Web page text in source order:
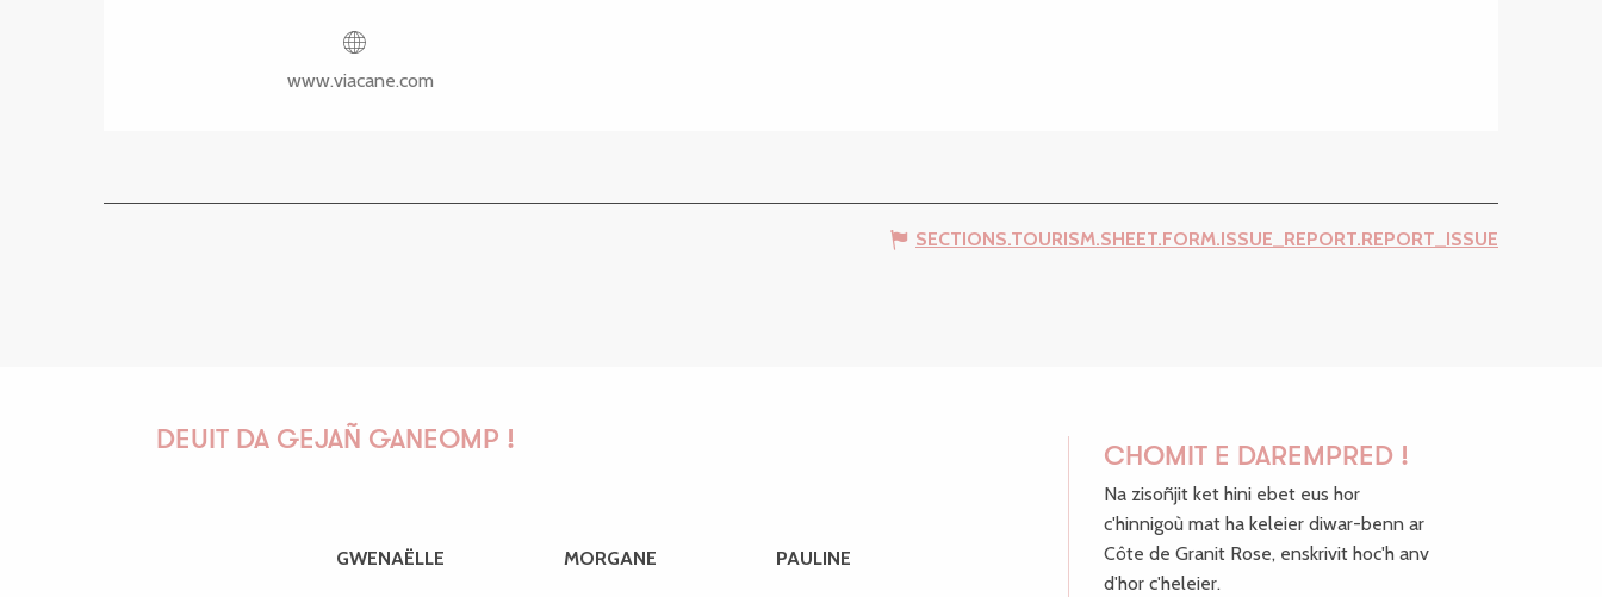
www.viacane.com
SECTIONS.TOURISM.SHEET.FORM.ISSUE_REPORT.REPORT_ISSUE
DEUIT DA GEJAÑ GANEOMP !
GWENAËLLE MORGANE PAULINE
CHOMIT E DAREMPRED !
Na zisoñjit ket hini ebet eus hor
c'hinnigoù mat ha keleier diwar-benn ar
Côte de Granit Rose, enskrivit hoc'h anv
d'hor c'heleier.